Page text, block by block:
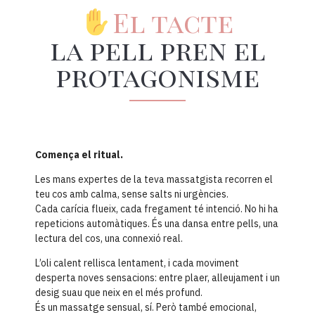
El tacte
la pell pren el
protagonisme
Comença el ritual.
Les mans expertes de la teva massatgista recorren el
teu cos amb calma, sense salts ni urgències.
Cada carícia flueix, cada fregament té intenció. No hi ha
repeticions automàtiques. És una dansa entre pells, una
lectura del cos, una connexió real.
L’oli calent rellisca lentament, i cada moviment
desperta noves sensacions: entre plaer, alleujament i un
desig suau que neix en el més profund.
És un massatge sensual, sí. Però també emocional,